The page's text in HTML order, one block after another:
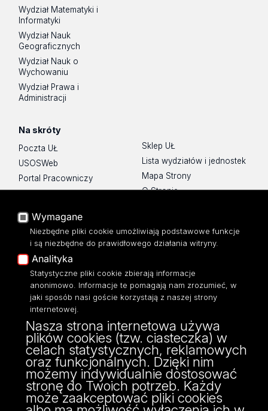
Wydział Matematyki i
Informatyki
Wydział Nauk
Geograficznych
Wydział Nauk o
Wychowaniu
Wydział Prawa i
Administracji
Na skróty
Poczta UŁ
USOSWeb
Portal Pracowniczy
Baza Aktów Własnych
Moodle
Eksperci UŁ
Polityka Prywatności
Dostępność
Sklep UŁ
Lista wydziałów i jednostek
Mapa Strony
O Stronie
ul. Narutowicza 68, 90-136 Łódź
NIP: 724 000 32 43
Adres do doręczeń elektronicznych (ADE):
AE:PL-74796-17640-IHHIV-17
KONTAKT
Wymagane
Niezbędne pliki cookie umożliwiają podstawowe funkcje
i są niezbędne do prawidłowego działania witryny.
Analityka
Statystyczne pliki cookie zbierają informacje
anonimowo. Informacje te pomagają nam zrozumieć, w
jaki sposób nasi goście korzystają z naszej strony
internetowej.
Nasza strona internetowa używa
plików cookies (tzw. ciasteczka) w
celach statystycznych, reklamowych
oraz funkcjonalnych. Dzięki nim
możemy indywidualnie dostosować
stronę do Twoich potrzeb. Każdy
może zaakceptować pliki cookies